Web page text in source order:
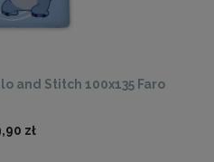
and Stitch 100x135 Faro
zł